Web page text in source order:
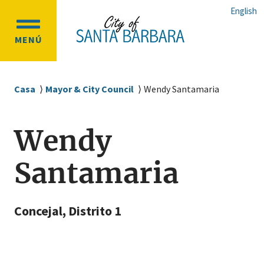
contenido
principal
navegación
English
MENÚ
OPEN
MENU
Sobrescribir
ayuda
la
navegación
Casa Mayor & City Council Wendy Santamaria
Wendy
Santamaria
Concejal, Distrito 1